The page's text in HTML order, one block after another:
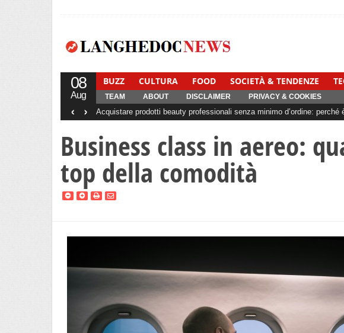
08
Aug
BUZZ CULTURA FOOD SOCIETÀ & TENDENZE
TEAM ABOUT DISCLAIMER PRIVACY & COOKIES
Acquistare prodotti beauty professionali senza minimo d’ordine:
‹ ›
Business class in aereo:
top della comodità